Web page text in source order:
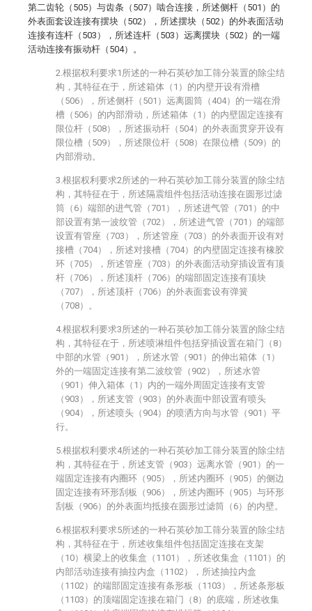
第二齿轮（505）与齿条（507）啮合连接，所述侧杆（501）的
外表面套设连接有摆块（502），所述摆块（502）的外表面活动
连接有连杆（503），所述连杆（503）远离摆块（502）的一端
活动连接有振动杆（504）。
2.根据权利要求1所述的一种石英砂加工筛分装置的除尘结
构，其特征在于，所述箱体（1）的内壁开设有滑槽
（506），所述侧杆（501）远离圆筒（404）的一端在滑
槽（506）的内部滑动，所述箱体（1）的内壁固定连接有
限位杆（508），所述振动杆（504）的外表面贯穿开设有
限位槽（509），所述限位杆（508）在限位槽（509）的
内部滑动。
3.根据权利要求2所述的一种石英砂加工筛分装置的除尘结
构，其特征在于，所述隔震组件包括活动连接在圆形过滤
筒（6）端部的进气管（701），所述进气管（701）的中
部设置有第一波纹管（702），所述进气管（701）的端部
设置有管座（703），所述管座（703）的外表面开设有对
接槽（704），所述对接槽（704）的内壁固定连接有橡胶
环（705），所述管座（703）的外表面活动穿插设置有顶
杆（706），所述顶杆（706）的端部固定连接有顶块
（707），所述顶杆（706）的外表面套设有弹簧
（708）。
4.根据权利要求3所述的一种石英砂加工筛分装置的除尘结
构，其特征在于，所述喷淋组件包括穿插设置在箱门（8）
中部的水管（901），所述水管（901）的伸出箱体（1）
外的一端固定连接有第二波纹管（902），所述水管
（901）伸入箱体（1）内的一端外周固定连接有支管
（903），所述支管（903）的外表面中部设置有喷头
（904），所述喷头（904）的喷洒方向与水管（901）平
行。
5.根据权利要求4所述的一种石英砂加工筛分装置的除尘结
构，其特征在于，所述支管（903）远离水管（901）的一
端固定连接有内圈环（905），所述内圈环（905）的侧边
固定连接有环形刮板（906），所述内圈环（905）与环形
刮板（906）的外表面均抵接在圆形过滤筒（6）的内壁。
6.根据权利要求5所述的一种石英砂加工筛分装置的除尘结
构，其特征在于，所述收集组件包括固定连接在支架
（10）横梁上的收集盒（1101），所述收集盒（1101）的
内部活动连接有抽拉内盒（1102），所述抽拉内盒
（1102）的端部固定连接有条形板（1103），所述条形板
（1103）的顶端固定连接在箱门（8）的底端，所述收集